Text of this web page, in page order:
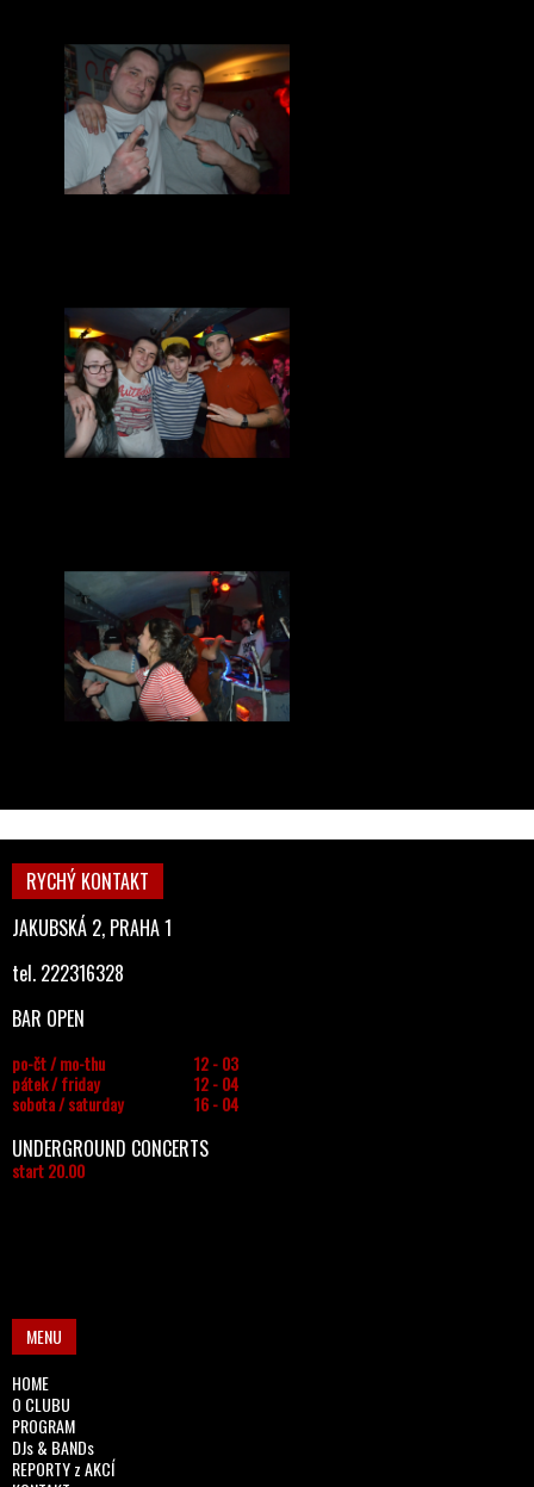
RYCHÝ KONTAKT
JAKUBSKÁ 2, PRAHA 1
tel. 222316328
BAR OPEN
po-čt / mo-thu
12 - 03
pátek / friday
12 - 04
sobota / saturday
16 - 04
UNDERGROUND CONCERTS
start 20.00
MENU
HOME
O CLUBU
PROGRAM
DJs & BANDs
REPORTY z AKCÍ